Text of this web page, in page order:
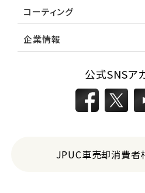
コーティング
企業情報
公式SNSア
JPUC車売却消費者